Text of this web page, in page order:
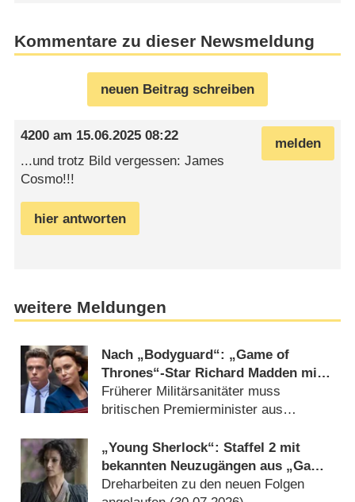
Kommentare zu dieser Newsmeldung
neuen Beitrag schreiben
melden
4200 am 15.06.2025 08:22
...und trotz Bild vergessen: James
Cosmo!!!
hier antworten
weitere Meldungen
Nach „Bodyguard“: „Game of
Thrones“-Star Richard Madden mit
neuer Actionserie „Trauma“
Früherer Militärsanitäter muss
britischen Premierminister aus
„Young Sherlock“: Staffel 2 mit
bekannten Neuzugängen aus „Game
of Thrones“ und „Outlander“
Dreharbeiten zu den neuen Folgen